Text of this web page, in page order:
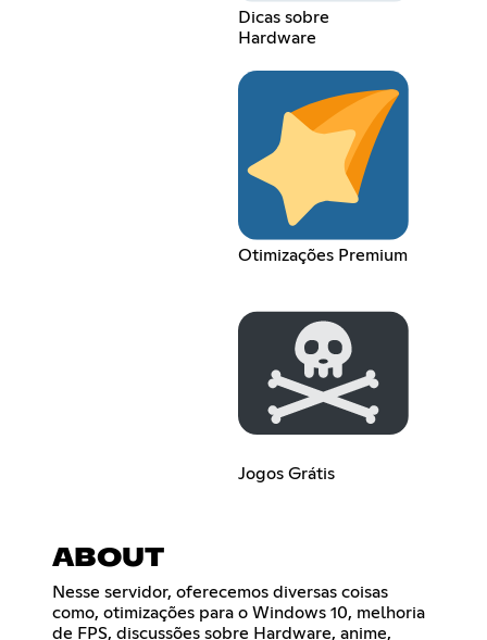
Dicas sobre
Hardware
Otimizações Premium
Jogos Grátis
ABOUT
Nesse servidor, oferecemos diversas coisas
como, otimizações para o Windows 10, melhoria
de FPS, discussões sobre Hardware, anime,